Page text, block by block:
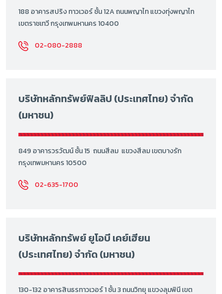
188 อาคารสปริง ทาวเวอร์ ชั้น 12A ถนนพญาไท แขวงทุ่งพญาไท
เขตราชเทวี กรุงเทพมหานคร 10400
02-080-2888
บริษัทหลักทรัพย์ฟิลลิป (ประเทศไทย) จำกัด
(มหาชน)
849 อาคารวรวัฒน์ ชั้น 15 ถนนสีลม แขวงสีลม เขตบางรัก
กรุงเทพมหานคร 10500
02-635-1700
บริษัทหลักทรัพย์ ยูโอบี เคย์เฮียน
(ประเทศไทย) จำกัด (มหาชน)
130-132 อาคารสินธรทาวเวอร์ 1 ชั้น 3 ถนนวิทยุ แขวงลุมพินี เขต